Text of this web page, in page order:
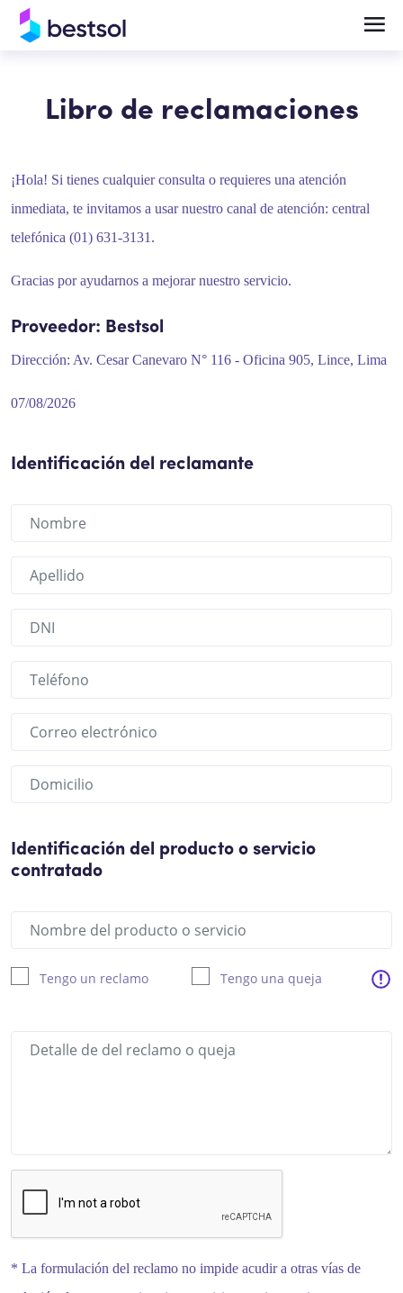
Soluciones
Central Telefónica IP y Comunicaciones
Empresariales
Inteligentes
Productos
Teléfonos y terminales IP
Bases celulares
Headsets
Gateways
Videocolaboración
Intercomunicador
Perifoneos
Libro de reclamaciones
¡Hola! Si tienes cualquier consulta o requieres una atención
inmediata, te invitamos a usar nuestro canal de atención: central
telefónica (01) 631-3131.
Gracias por ayudarnos a mejorar nuestro servicio.
Proveedor: Bestsol
Dirección: Av. Cesar Canevaro N° 116 - Oficina 905, Lince, Lima
07/08/2026
Identificación del reclamante
Identificación del producto o servicio
contratado
Tengo un reclamo Tengo una queja
* La formulación del reclamo no impide acudir a otras vías de